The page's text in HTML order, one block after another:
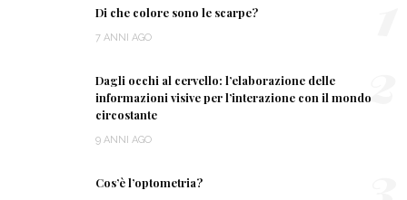
Di che colore sono le scarpe?
7 ANNI AGO
Dagli occhi al cervello: l’elaborazione delle
informazioni visive per l’interazione con il mondo
circostante
9 ANNI AGO
2
Cos’è l’optometria?